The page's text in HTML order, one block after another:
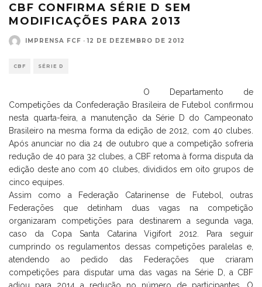
CBF CONFIRMA SÉRIE D SEM
MODIFICAÇÕES PARA 2013
IMPRENSA FCF · 12 DE DEZEMBRO DE 2012
CBF SÉRIE D
O Departamento de
Competições da Confederação Brasileira de Futebol confirmou
nesta quarta-feira, a manutenção da Série D do Campeonato
Brasileiro na mesma forma da edição de 2012, com 40 clubes.
Após anunciar no dia 24 de outubro que a competição sofreria
redução de 40 para 32 clubes, a CBF retoma à forma disputa da
edição deste ano com 40 clubes, divididos em oito grupos de
cinco equipes.
Assim como a Federação Catarinense de Futebol, outras
Federações que detinham duas vagas na competição
organizaram competições para destinarem a segunda vaga,
caso da Copa Santa Catarina Vigifort 2012. Para seguir
cumprindo os regulamentos dessas competições paralelas e,
atendendo ao pedido das Federações que criaram
competições para disputar uma das vagas na Série D, a CBF
adiou para 2014 a redução no número de participantes. O